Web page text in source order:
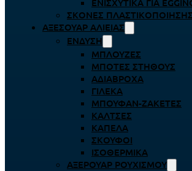
ΕΝΙΣΧΥΤΙΚΆ ΓΙΑ
ΣΚΌΝΕΣ ΠΛΑΣΤΙΚΟΠΟΊΗΣΗΣ
ΑΞΕΣΟΥΆΡ ΑΛΙΕΊΑΣ
ΈΝΔΥΣΗ
ΜΠΛΟΎΖΕΣ
ΜΠΌΤΕΣ ΣΤΉΘΟΥΣ
ΑΔΙΆΒΡΟΧΑ
ΓΙΛΈΚΑ
ΜΠΟΥΦΆΝ-ΖΑΚΈΤΕΣ
ΚΆΛΤΣΕΣ
ΚΑΠΈΛΑ
ΣΚΟΎΦΟΙ
ΙΣΟΘΕΡΜΙΚΆ
ΑΞΕΡΟΥΆΡ ΡΟΥΧΙΣΜΟΎ